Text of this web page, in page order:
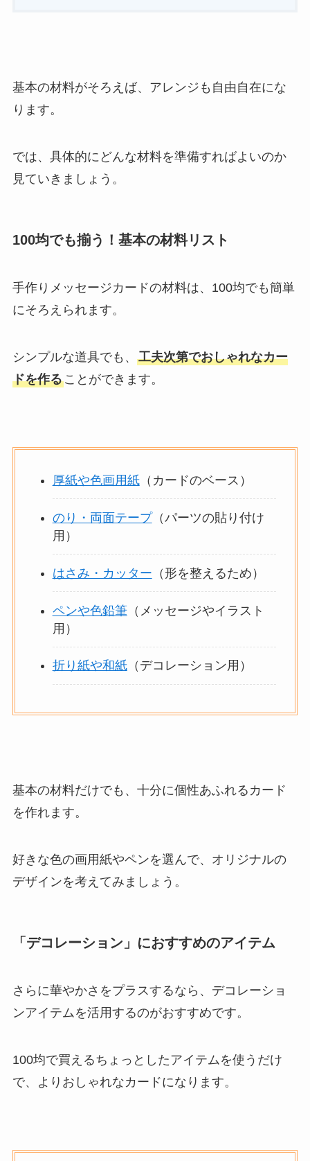
基本の材料がそろえば、アレンジも自由自在にな
ります。
では、具体的にどんな材料を準備すればよいのか
見ていきましょう。
100均でも揃う！基本の材料リスト
手作りメッセージカードの材料は、100均でも簡単
にそろえられます。
シンプルな道具でも、 工夫次第でおしゃれなカー
ドを作ることができます。
厚紙や色画用紙（カードのベース）
のり・両面テープ（パーツの貼り付け
用）
はさみ・カッター （形を整えるため）
ペンや色鉛筆（メッセージやイラスト
用）
折り紙や和紙（デコレーション用）
基本の材料だけでも、十分に個性あふれるカード
を作れます。
好きな色の画用紙やペンを選んで、オリジナルの
デザインを考えてみましょう。
「デコレーション」におすすめのアイテム
さらに華やかさをプラスするなら、デコレーショ
ンアイテムを活用するのがおすすめです。
100均で買えるちょっとしたアイテムを使うだけ
で、よりおしゃれなカードになります。